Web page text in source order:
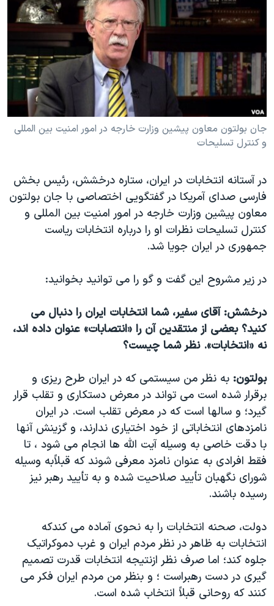
فرهنگ و زندگی
اقتصادی
علم و فناوری
اسرائیل در جنگ
آرشیو پخش زنده
مستندها
انتخابات ریاست جمهوری آمریکا ۲۰۲۴
حمله جمهوری اسلامی به اسرائیل
رمز مهسا
ورزش زنان در ایران
مجموعه مستندهای دادخواهی
دادگاه حمید نوری
چهل سال گروگان‌گیری
قانون شفافیت دارائی کادر رهبری ایران
اعتراضات مردمی آبان ۹۸
اسرائیل در جنگ
همایش محافظه‌کاران آمریکا «سی‌پک»
صفحه‌های ویژه
دنبال کنید
زبانهای مختلف
جان بولتون معاون پیشین وزارت خارجه در امور امنیت بین المللی
و کنترل تسلیحات
در آستانه انتخابات در ایران، ستاره درخشش، رئیس بخش
فارسی صدای آمریکا در گفتگویی اختصاصی با جان بولتون
معاون پیشین وزارت خارجه در امور امنیت بین المللی و
کنترل تسلیحات نظرات او را درباره انتخابات ریاست
جمهوری در ایران جویا شد.
در زیر مشروح این گفت و گو را می توانید بخوانید:
درخشش: آقای سفیر، شما انتخابات ایران را دنبال می
کنید؟ بعضی از منتقدین آن را «انتصابات» عنوان داده اند،
نه «انتخابات». نظر شما چیست؟
بولتون: به نظر من سیستمی که در ایران طرح ریزی و
برقرار شده است می تواند در معرض دستکاری و تقلب قرار
گیرد؛ و سالها است که در معرض تقلب است. در ایران
نامزدهای انتخاباتی از خود اختیاری ندارند، و گزینش آنها
با دقت خاصی به وسیله آیت الله ها انجام می شود ، تا
فقط افرادی به عنوان نامزد معرفی شوند که قبلاًبه وسیله
شورای نگهبان تأیید صلاحیت شده و به تأیید رهبر نیز
رسیده باشند.
دولت، صحنه انتخابات را به نحوی آماده می کندکه
انتخابات به ظاهر در نظر مردم ایران و غرب دموکراتیک
جلوه کند؛ اما صرف نظر ازنتیجه انتخابات قدرت تصمیم
گیری در دست رهبراست ؛ و بنظر من مردم ایران فکر می
کنند که روحانی قبلاً انتخاب شده است.